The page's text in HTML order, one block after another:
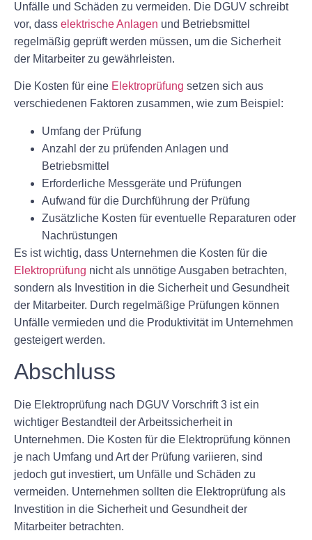
Unfälle und Schäden zu vermeiden. Die DGUV schreibt
vor, dass elektrische Anlagen und Betriebsmittel
regelmäßig geprüft werden müssen, um die Sicherheit
der Mitarbeiter zu gewährleisten.
Die Kosten für eine Elektroprüfung setzen sich aus
verschiedenen Faktoren zusammen, wie zum Beispiel:
Umfang der Prüfung
Anzahl der zu prüfenden Anlagen und
Betriebsmittel
Erforderliche Messgeräte und Prüfungen
Aufwand für die Durchführung der Prüfung
Zusätzliche Kosten für eventuelle Reparaturen oder
Nachrüstungen
Es ist wichtig, dass Unternehmen die Kosten für die
Elektroprüfung nicht als unnötige Ausgaben betrachten,
sondern als Investition in die Sicherheit und Gesundheit
der Mitarbeiter. Durch regelmäßige Prüfungen können
Unfälle vermieden und die Produktivität im Unternehmen
gesteigert werden.
Abschluss
Die Elektroprüfung nach DGUV Vorschrift 3 ist ein
wichtiger Bestandteil der Arbeitssicherheit in
Unternehmen. Die Kosten für die Elektroprüfung können
je nach Umfang und Art der Prüfung variieren, sind
jedoch gut investiert, um Unfälle und Schäden zu
vermeiden. Unternehmen sollten die Elektroprüfung als
Investition in die Sicherheit und Gesundheit der
Mitarbeiter betrachten.